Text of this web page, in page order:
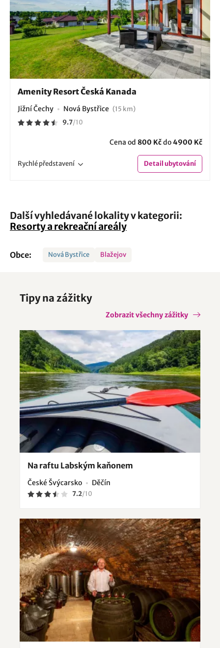
Amenity Resort Česká Kanada
Jižní Čechy Nová Bystřice (15 km)
9.7/10
Cena od 800 Kčdo4900 Kč
Rychlépředstavení Detailubytování
Další vyhledávané lokality v kategorii:
Resorty a rekreační areály
Obce: Nová Bystřice Blažejov
Tipy na zážitky
Zobrazit všechny zážitky
Na raftu Labským kaňonem
České Švýcarsko Děčín
7.2/10